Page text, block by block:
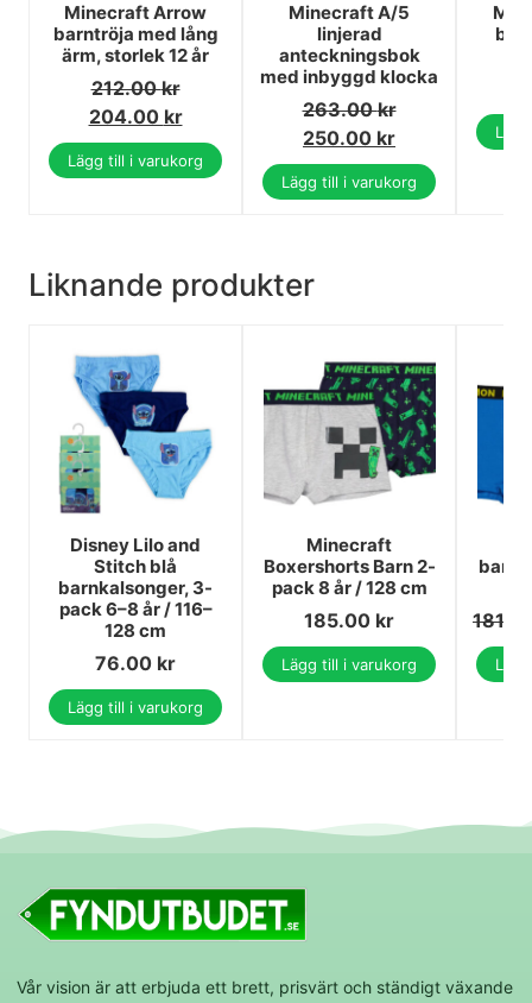
Minecraft Arrow
barntröja med lång
ärm, storlek 12 år
212.00kr
204.00 kr
Lägg till i varukorg
Minecraft A/5
linjerad
anteckningsbok
med inbyggd klocka
263.00kr
250.00 kr
Lägg till i varukorg
Liknande produkter
Disney Lilo and
Stitch blå
barnkalsonger, 3-
pack 6–8 år / 116–
128 cm
76.00 kr
Lägg till i varukorg
Minecraft
Boxershorts Barn 2-
pack 8 år / 128 cm
185.00 kr
Lägg till i varukorg
Vår vision är att erbjuda ett brett, prisvärt och ständigt växande